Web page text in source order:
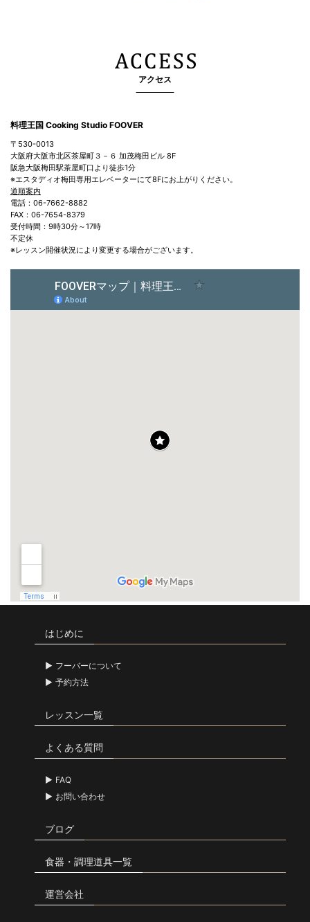
アクセス
料理王国 Cooking Studio FOOVER
〒530-0013
大阪府大阪市北区茶屋町３－６ 加茂梅田ビル 8F
阪急大阪梅田駅茶屋町口より徒歩1分
※エスタディオ梅田専用エレベーターにて8Fにお上がりください。
道順案内
電話：06-7662-8882
FAX：06-7654-8379
受付時間：9時30分～17時
不定休
※レッスン開催状況により変更する場合がございます。
はじめに
フーバーについて
予約方法
レッスン一覧
よくある質問
FAQ
お問い合わせ
ブログ
食器・調理道具一覧
運営会社